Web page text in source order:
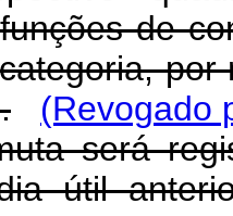
de
(Revogado
será
útil